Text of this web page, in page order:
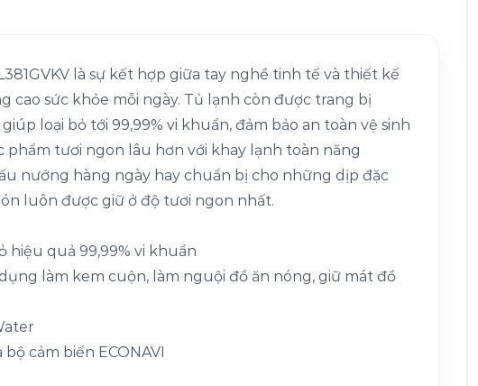
là sự kết hợp giữa tay nghề tinh tế và thiết kế
sức khỏe mỗi ngày. Tủ lạnh còn được trang bị
loại bỏ tới 99,99% vi khuẩn, đảm bảo an toàn vệ sinh
tươi ngon lâu hơn với khay lạnh toàn năng
nướng hàng ngày hay chuẩn bị cho những dịp đặc
luôn được giữ ở độ tươi ngon nhất.
hiệu quả 99,99% vi khuẩn
làm kem cuộn, làm nguội đồ ăn nóng, giữ mát đồ
cảm biến ECONAVI